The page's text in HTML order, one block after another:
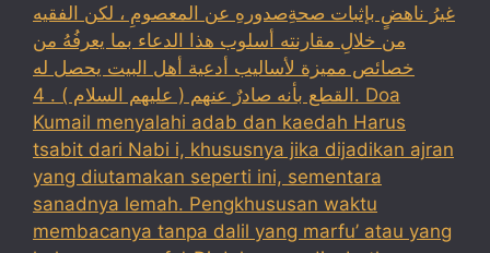
غيرُ ناهضٍ بإثبات صحةِصدورهِ عن المعصومِ ، لكن الفقيه
من خلالِ مقارنته أسلوب هذا الدعاء بما يعرفُهُ من
خصائص مميزة لأساليب أدعية أهل البيت يحصل له
القطع بأنه صادرٌ عنهم ( عليهم السلام ) . 4. Doa
Kumail menyalahi adab dan kaedah Harus
tsabit dari Nabi i, khususnya jika dijadikan ajran
yang diutamakan seperti ini, sementara
sanadnya lemah. Pengkhususan waktu
membacanya tanpa dalil yang marfu’ atau yang